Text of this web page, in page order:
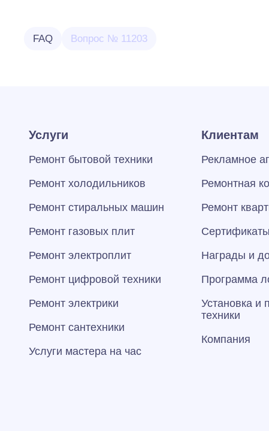
FAQ Вопрос № 11203
Услуги
Ремонт бытовой техники
Ремонт холодильников
Ремонт стиральных машин
Ремонт газовых плит
Ремонт электроплит
Ремонт цифровой техники
Ремонт электрики
Ремонт сантехники
Услуги мастера на час
Клиентам
Рекламное
Ремонтная
Ремонт
Награды и
Программа
Установка и
техники
Компания